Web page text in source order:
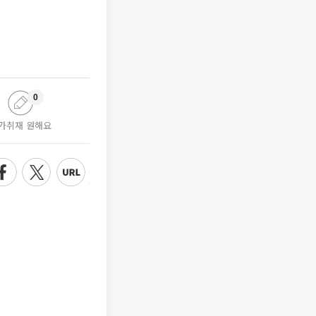
취재 원해요
0